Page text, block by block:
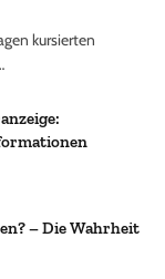
kursierten
– Die Wahrheit